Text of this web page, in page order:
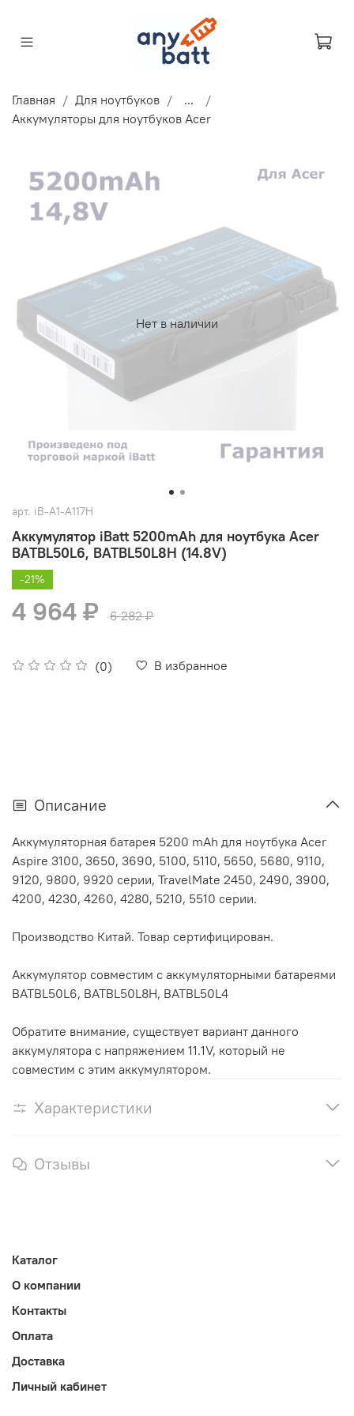
Главная Для ноутбуков
...
Аккумуляторы для ноутбуков Acer
Нет в наличии
арт. iB-A1-A117H
Аккумулятор iBatt 5200mAh для ноутбука Acer
BATBL50L6, BATBL50L8H (14.8V)
(0) В избранное
-21%
4 964 ₽ 6 282 ₽
Описание
Аккумуляторная батарея 5200 mAh для ноутбука Acer
Aspire 3100, 3650, 3690, 5100, 5110, 5650, 5680, 9110,
9120, 9800, 9920 серии, TravelMate 2450, 2490, 3900,
4200, 4230, 4260, 4280, 5210, 5510 серии.
Производство Китай. Товар сертифицирован.
Аккумулятор cовместим с аккумуляторными батареями
BATBL50L6, BATBL50L8H, BATBL50L4
Обратите внимание, существует вариант данного
аккумулятора с напряжением 11.1V, который не
совместим с этим аккумулятором.
Характеристики
Отзывы
Каталог
О компании
Контакты
Оплата
Доставка
Личный кабинет